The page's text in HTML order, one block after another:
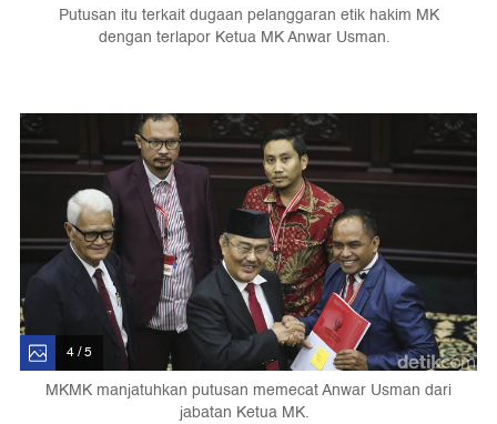
Putusan itu terkait dugaan pelanggaran etik hakim MK
dengan terlapor Ketua MK Anwar Usman.
4 / 5
MKMK manjatuhkan putusan memecat Anwar Usman dari
jabatan Ketua MK.